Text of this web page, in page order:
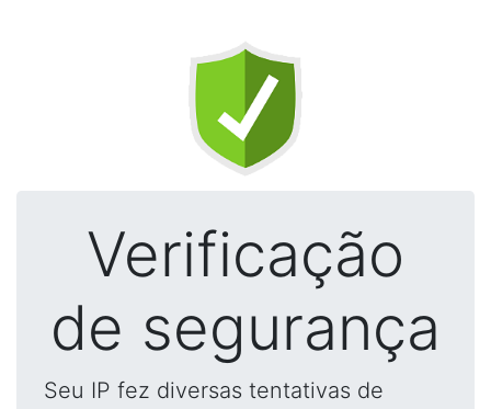
Verificação
de segurança
Seu IP fez diversas tentativas de